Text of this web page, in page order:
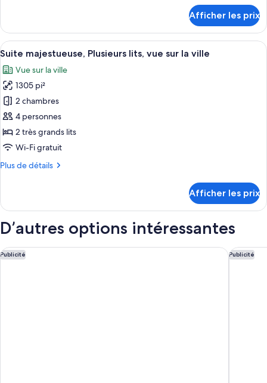
Flat)
Appartement
Penthouse
(Richard's
Afficher les prix
Afficher
toutes
les
photos
pour
ce
type
de
chambre :
Suite
lits,
vue
la
Une chambre d’hôtel moderne
8
Suite majestueuse, Plusieurs lits, vue sur la ville
Vue sur la ville
1305 pi²
2 chambres
4 personnes
2 très grands lits
Wi-Fi gratuit
Plus de détails
Plus
Suite
Plusieurs
vue
sur
Afficher les prix
D’autres options intéressantes
Publicité
Renaissance Dallas Richardson Hotel Publicité
Hotel